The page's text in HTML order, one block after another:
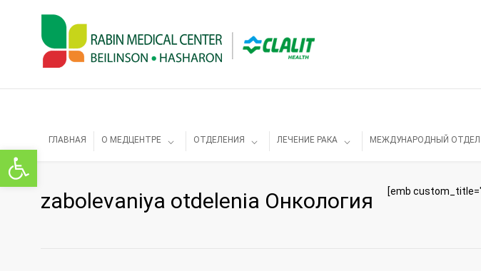
Открыть панель инструментов
ГЛАВНАЯ О МЕДЦЕНТРЕ ОТДЕЛЕНИЯ ЛЕЧЕНИЕ РАКА МЕЖДУНАРОДНЫЙ ОТДЕЛ
zabolevaniya otdelenia Онкология [emb